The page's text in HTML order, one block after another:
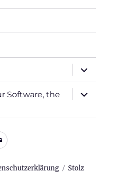
öffnen
Software, the
öffnen
E-
Stolz